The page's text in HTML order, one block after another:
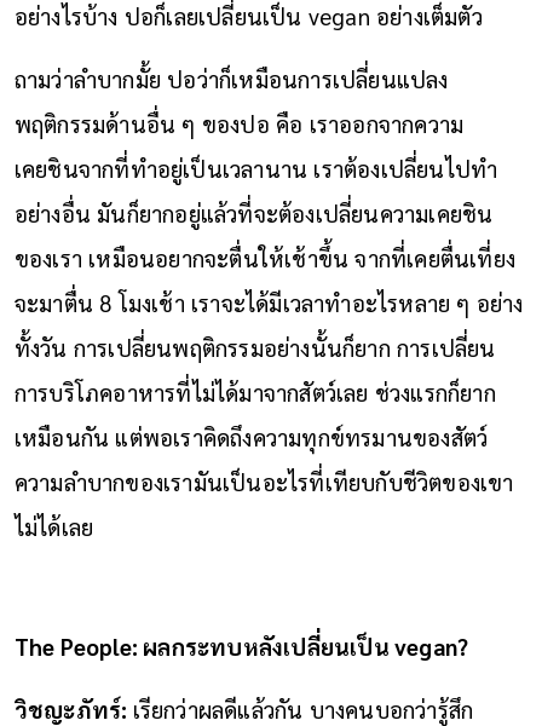
อย่างไรบ้าง ปอก็เลยเปลี่ยนเป็น vegan อย่างเต็มตัว
ถามว่าลำบากมั้ย ปอว่าก็เหมือนการเปลี่ยนแปลง
พฤติกรรมด้านอื่น ๆ ของปอ คือ เราออกจากความ
เคยชินจากที่ทำอยู่เป็นเวลานาน เราต้องเปลี่ยนไปทำ
อย่างอื่น มันก็ยากอยู่แล้วที่จะต้องเปลี่ยนความเคยชิน
ของเรา เหมือนอยากจะตื่นให้เช้าขึ้น จากที่เคยตื่นเที่ยง
จะมาตื่น 8 โมงเช้า เราจะได้มีเวลาทำอะไรหลาย ๆ อย่าง
ทั้งวัน การเปลี่ยนพฤติกรรมอย่างนั้นก็ยาก การเปลี่ยน
การบริโภคอาหารที่ไม่ได้มาจากสัตว์เลย ช่วงแรกก็ยาก
เหมือนกัน แต่พอเราคิดถึงความทุกข์ทรมานของสัตว์
ความลำบากของเรามันเป็นอะไรที่เทียบกับชีวิตของเขา
ไม่ได้เลย
The People: ผลกระทบหลังเปลี่ยนเป็น vegan?
วิชญะภัทร์: เรียกว่าผลดีแล้วกัน บางคนบอกว่ารู้สึก